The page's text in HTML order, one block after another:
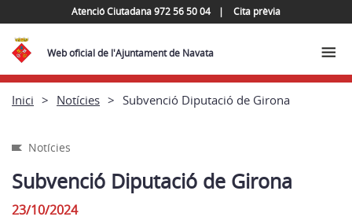
Atenció Ciutadana 972 56 50 04 Cita prèvia
Web oficial de l'Ajuntament de Navata
Inici Notícies Subvenció Diputació de Girona
Notícies
Subvenció Diputació de Girona
23/10/2024